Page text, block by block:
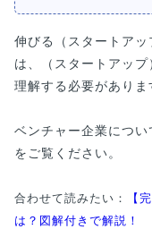
伸びる（スタートア
は、（スタートアッ
理解する必要がありま
ベンチャー企業につ
をご覧ください。
合わせて読みたい：
【
は？図解付きで解説！